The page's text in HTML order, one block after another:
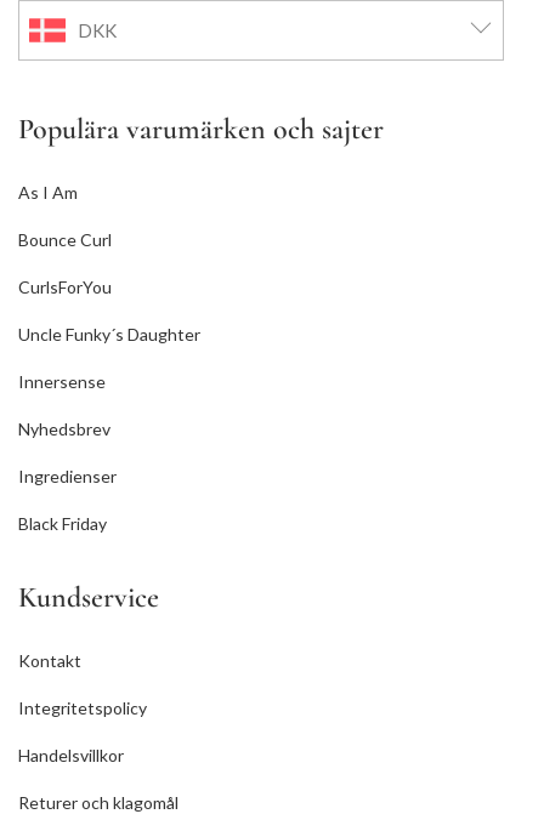
DKK
Populära varumärken och sajter
As I Am
Bounce Curl
CurlsForYou
Uncle Funky´s Daughter
Innersense
Nyhedsbrev
Ingredienser
Black Friday
Kundservice
Kontakt
Integritetspolicy
Handelsvillkor
Returer och klagomål